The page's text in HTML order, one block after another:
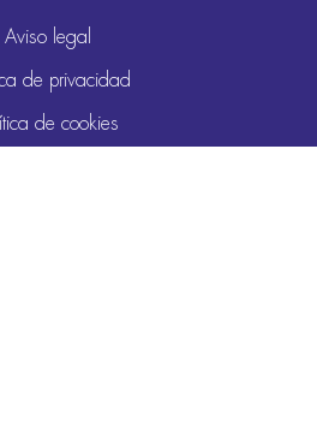
Aviso legal
de privacidad
de cookies